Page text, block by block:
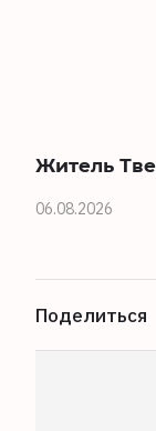
Житель
06.08.2026
Поделиться